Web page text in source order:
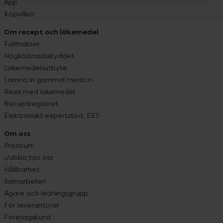
Köpvillkor
Om recept och läkemedel
Fullmakter
Högkostnadsskyddet
Läkemedelsutbyte
Lämna in gammal medicin
Resa med läkemedel
Receptregistret
Elektroniskt expertstöd, EES
Om oss
Pressrum
Jobba hos oss
Hållbarhet
Samarbeten
Ägare och ledningsgrupp
För leverantörer
Företagskund